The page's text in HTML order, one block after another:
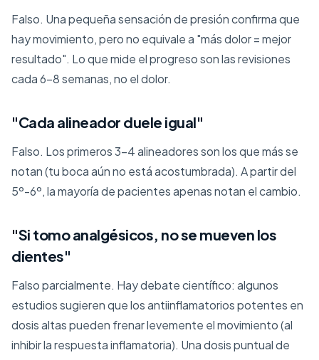
Falso. Una pequeña sensación de presión confirma que
hay movimiento, pero no equivale a "más dolor = mejor
resultado". Lo que mide el progreso son las revisiones
cada 6-8 semanas, no el dolor.
"Cada alineador duele igual"
Falso. Los primeros 3-4 alineadores son los que más se
notan (tu boca aún no está acostumbrada). A partir del
5º-6º, la mayoría de pacientes apenas notan el cambio.
"Si tomo analgésicos, no se mueven los
dientes"
Falso parcialmente. Hay debate científico: algunos
estudios sugieren que los antiinflamatorios potentes en
dosis altas pueden frenar levemente el movimiento (al
inhibir la respuesta inflamatoria). Una dosis puntual de